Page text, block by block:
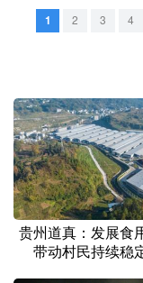
多语种频道
Русский язык
Deutsch
1 2 3 4
贵州道真：发展食
带动村民持续稳